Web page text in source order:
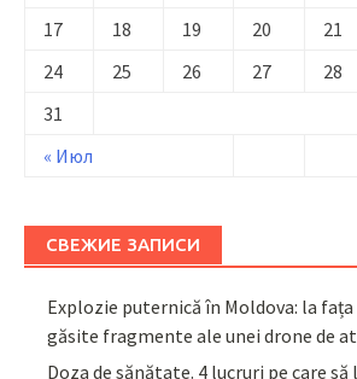
« Июл
17
18 19 20 21
24
25 26 27 28
31
СВЕЖИЕ ЗАПИСИ
Explozie puternică în Moldova: la
găsite fragmente ale unei drone de
Doza de sănătate. 4 lucruri pe care să